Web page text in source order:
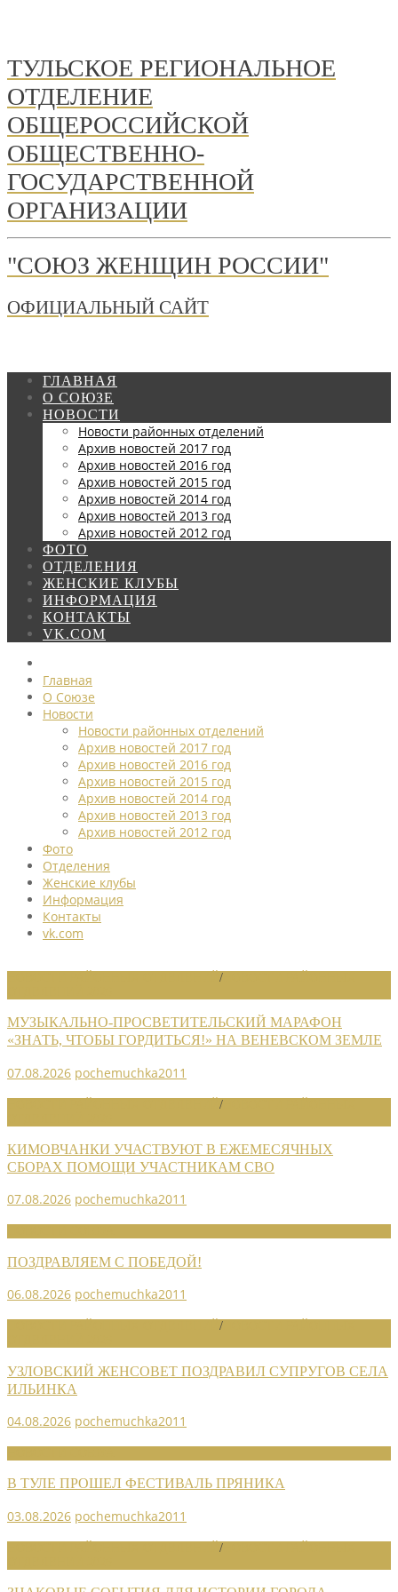
ТУЛЬСКОЕ РЕГИОНАЛЬНОЕ
ОТДЕЛЕНИЕ
ОБЩЕРОССИЙСКОЙ
ОБЩЕСТВЕННО-
ГОСУДАРСТВЕННОЙ
ОРГАНИЗАЦИИ
"СОЮЗ ЖЕНЩИН РОССИИ"
ОФИЦИАЛЬНЫЙ САЙТ
ГЛАВНАЯ
О СОЮЗЕ
НОВОСТИ
Новости районных отделений
Архив новостей 2017 год
Архив новостей 2016 год
Архив новостей 2015 год
Архив новостей 2014 год
Архив новостей 2013 год
Архив новостей 2012 год
ФОТО
ОТДЕЛЕНИЯ
ЖЕНСКИЕ КЛУБЫ
ИНФОРМАЦИЯ
КОНТАКТЫ
VK.COM
Главная
О Союзе
Новости
Новости районных отделений
Архив новостей 2017 год
Архив новостей 2016 год
Архив новостей 2015 год
Архив новостей 2014 год
Архив новостей 2013 год
Архив новостей 2012 год
Фото
Отделения
Женские клубы
Информация
Контакты
vk.com
/
МУЗЫКАЛЬНО-ПРОСВЕТИТЕЛЬСКИЙ МАРАФОН
«ЗНАТЬ, ЧТОБЫ ГОРДИТЬСЯ!» НА ВЕНЕВСКОМ ЗЕМЛЕ
07.08.2026 pochemuchka2011
/
КИМОВЧАНКИ УЧАСТВУЮТ В ЕЖЕМЕСЯЧНЫХ
СБОРАХ ПОМОЩИ УЧАСТНИКАМ СВО
07.08.2026 pochemuchka2011
ПОЗДРАВЛЯЕМ С ПОБЕДОЙ!
06.08.2026 pochemuchka2011
/
УЗЛОВСКИЙ ЖЕНСОВЕТ ПОЗДРАВИЛ СУПРУГОВ СЕЛА
ИЛЬИНКА
04.08.2026 pochemuchka2011
В ТУЛЕ ПРОШЕЛ ФЕСТИВАЛЬ ПРЯНИКА
03.08.2026 pochemuchka2011
/